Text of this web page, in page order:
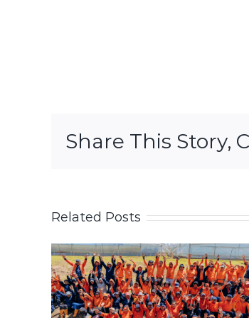
Share This Story,
Related Posts
Ecuador